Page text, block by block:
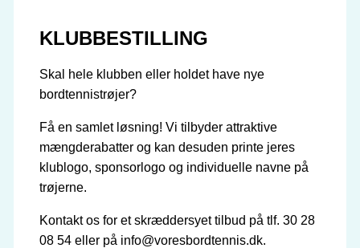
KLUBBESTILLING
Skal hele klubben eller holdet have nye
bordtennistrøjer?
Få en samlet løsning! Vi tilbyder attraktive
mængderabatter og kan desuden printe jeres
klublogo, sponsorlogo og individuelle navne på
trøjerne.
Kontakt os for et skræddersyet tilbud på tlf. 30 28
08 54 eller på info@voresbordtennis.dk.